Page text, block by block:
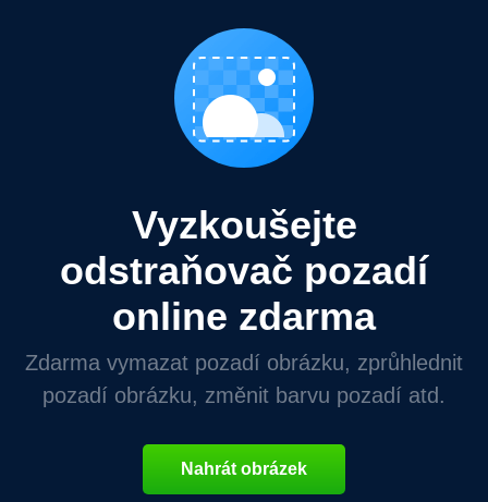
Vyzkoušejte
odstraňovač pozadí
online zdarma
Zdarma vymazat pozadí obrázku, zprůhlednit
pozadí obrázku, změnit barvu pozadí atd.
Nahrát obrázek